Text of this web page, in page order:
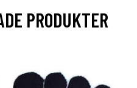
PRODUKTER